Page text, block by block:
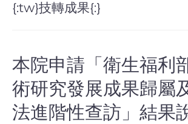
{:tw}技轉成果{:}
本院申請「衛生福利
術研究發展成果歸屬
法進階性查訪」結果